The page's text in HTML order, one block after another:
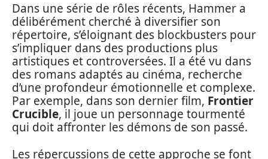
Dans une série de rôles récents, Hammer a
délibérément cherché à diversifier son
répertoire, s’éloignant des blockbusters pour
s’impliquer dans des productions plus
artistiques et controversées. Il a été vu dans
des romans adaptés au cinéma, recherche
d’une profondeur émotionnelle et complexe.
Par exemple, dans son dernier film, Frontier
Crucible, il joue un personnage tourmenté
qui doit affronter les démons de son passé.
Les répercussions de cette approche se font